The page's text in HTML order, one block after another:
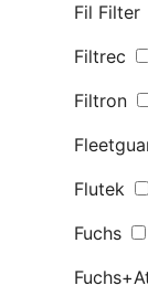
Fil Filter
Filtrec
Filtron
Flutek
Fuchs